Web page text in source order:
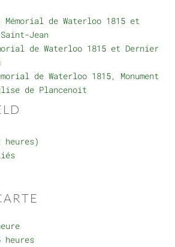
de Waterloo 1815 et
Jean
de Waterloo 1815 et Dernier
de Waterloo 1815, Monument
de Plancenoit